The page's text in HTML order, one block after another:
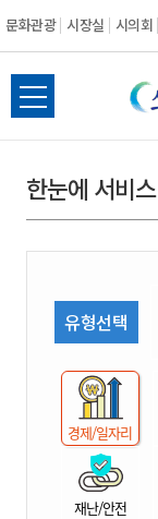
문화관광 시장실 시의회
전
체
뉴
열
한눈에 서비스
유형선택
경제/일자리
재난/안전